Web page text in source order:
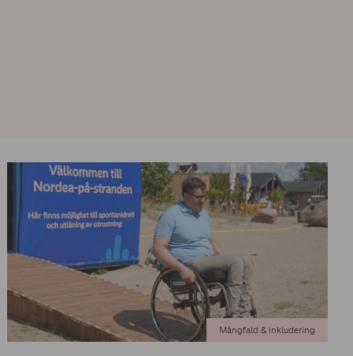
Mångfald & inkludering